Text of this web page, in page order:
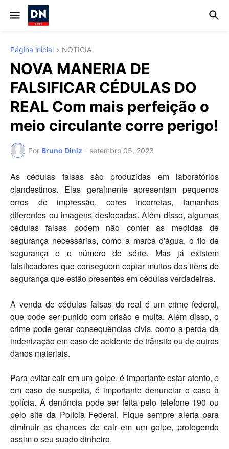
Página inicial NOTÍCIA
NOVA MANERIA DE
FALSIFICAR CÉDULAS DO
REAL Com mais perfeição o
meio circulante corre perigo!
Por Bruno Diniz - setembro 05, 2023
As cédulas falsas são produzidas em laboratórios
clandestinos. Elas geralmente apresentam pequenos
erros de impressão, cores incorretas, tamanhos
diferentes ou imagens desfocadas. Além disso, algumas
cédulas falsas podem não conter as medidas de
segurança necessárias, como a marca d'água, o fio de
segurança e o número de série. Mas já existem
falsificadores que conseguem copiar muitos dos itens de
segurança que estão presentes em cédulas verdadeiras.
A venda de cédulas falsas do real é um crime federal,
que pode ser punido com prisão e multa. Além disso, o
crime pode gerar consequências civis, como a perda da
indenização em caso de acidente de trânsito ou de outros
danos materiais.
Para evitar cair em um golpe, é importante estar atento, e
em caso de suspeita, é importante denunciar o caso à
polícia. A denúncia pode ser feita pelo telefone 190 ou
pelo site da Polícia Federal. Fique sempre alerta para
diminuir as chances de cair em um golpe, protegendo
assim o seu suado dinheiro.